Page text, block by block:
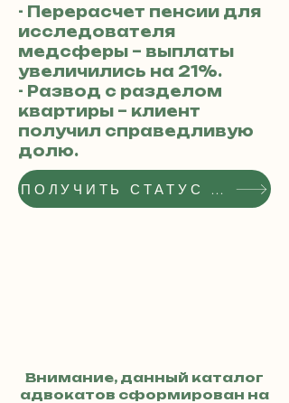
- Перерасчет пенсии для
исследователя
медсферы – выплаты
увеличились на 21%.
- Развод с разделом
квартиры – клиент
получил справедливую
долю.
ПОЛУЧИТЬ СТАТУС РЕКОМЕНДОВАННОГО АДВОКАТА
Внимание, данный каталог
адвокатов сформирован на